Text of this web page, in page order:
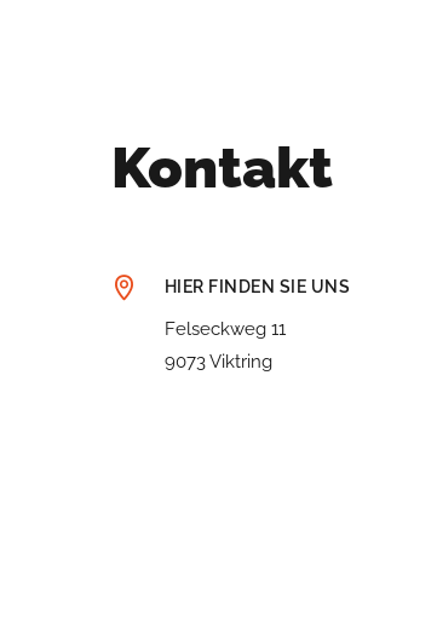
Kontakt
HIER FINDEN SIE UNS
Felseckweg 11
9073 Viktring